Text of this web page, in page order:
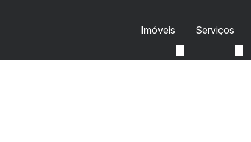
Imóveis Serviços